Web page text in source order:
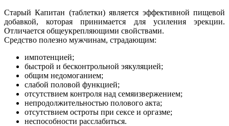
Старый Капитан (таблетки) является эффективной пищевой
добавкой, которая принимается для усиления эрекции.
Отличается общеукрепляющими свойствами.
Средство полезно мужчинам, страдающим:
импотенцией;
быстрой и бесконтрольной эякуляцией;
общим недомоганием;
слабой половой функцией;
отсутствием контроля над семяизвержением;
непродолжительностью полового акта;
отсутствием остроты при сексе и оргазме;
неспособности расслабиться.